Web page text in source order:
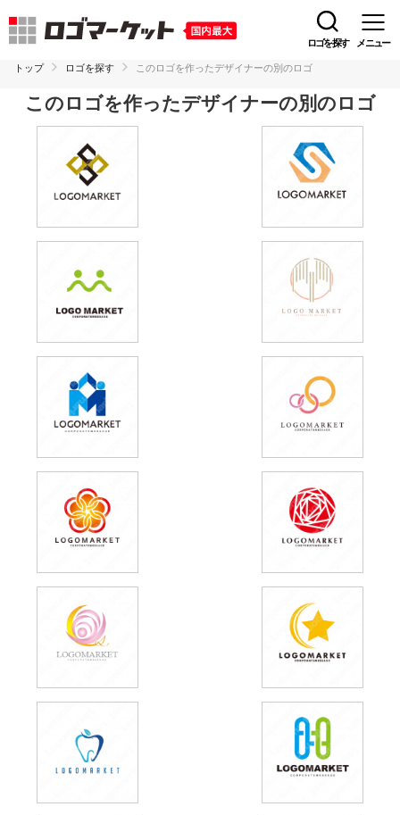
ロゴを探す メニュー
トップ ロゴを探す このロゴを作ったデザイナーの別のロゴ
このロゴを作ったデザイナーの別のロゴ